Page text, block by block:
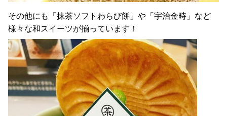
その他にも「抹茶ソフトわらび餅」や「宇治金時」など
様々な和スイーツが揃っています！